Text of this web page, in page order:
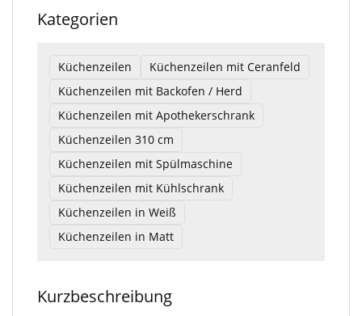
Kategorien
Küchenzeilen
Küchenzeilen mit Ceranfeld
Küchenzeilen mit Backofen / Herd
Küchenzeilen mit Apothekerschrank
Küchenzeilen 310 cm
Küchenzeilen mit Spülmaschine
Küchenzeilen mit Kühlschrank
Küchenzeilen in Weiß
Küchenzeilen in Matt
Kurzbeschreibung